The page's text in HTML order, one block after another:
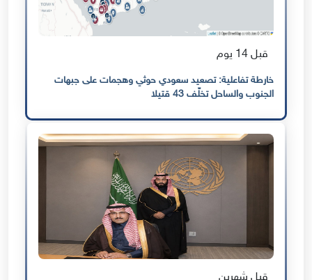
قبل 14 يوم
خارطة تفاعلية: تصعيد سعودي حوثي وهجمات على جبهات
الجنوب والساحل تخلّف 43 قتيلا